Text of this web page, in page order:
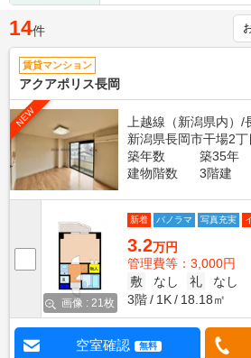
14件
賃貸マンション
アクアポリス長岡
NEW
上越線（新潟県内）
新潟県長岡市干場2丁
築年数
築35年
建物階数
3階建
画像 : 21枚
新着 パノラマ 写真充実
3.2万円
管理費等：3,000円
敷
なし 礼
なし
3階
1K 18.18㎡
空室確認 無料